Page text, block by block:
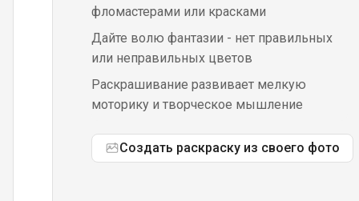
фломастерами или красками
Дайте волю фантазии - нет правильных
или неправильных цветов
Раскрашивание развивает мелкую
моторику и творческое мышление
Создать раскраску из своего фото